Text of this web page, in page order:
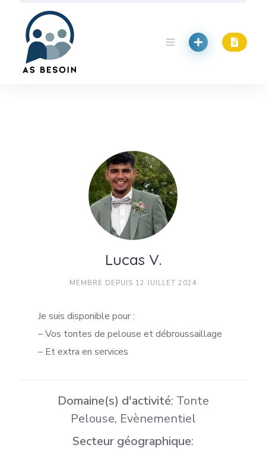
content
Lucas V.
MEMBRE DEPUIS 12 JUILLET 2024
Je suis disponible pour :
– Vos tontes de pelouse et débroussaillage
– Et extra en services
Domaine(s) d'activité: Tonte
Pelouse, Evènementiel
Secteur géographique: